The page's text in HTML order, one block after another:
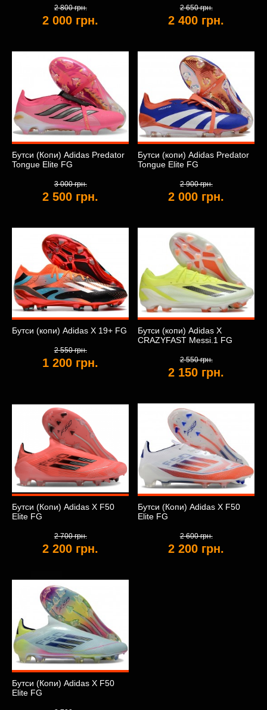
2 800 грн.
2 000 грн.
2 650 грн.
2 400 грн.
Бутси (Копи) Adidas Predator
Tongue Elite FG
3 000 грн.
2 500 грн.
Бутси (копи) Adidas Predator
Tongue Elite FG
2 900 грн.
2 000 грн.
Бутси (копи) Adidas X 19+ FG
2 550 грн.
1 200 грн.
Бутси (копи) Adidas X
CRAZYFAST Messi.1 FG
2 550 грн.
2 150 грн.
Бутси (Копи) Adidas X F50
Elite FG
2 700 грн.
2 200 грн.
Бутси (Копи) Adidas X F50
Elite FG
2 600 грн.
2 200 грн.
Бутси (Копи) Adidas X F50
Elite FG